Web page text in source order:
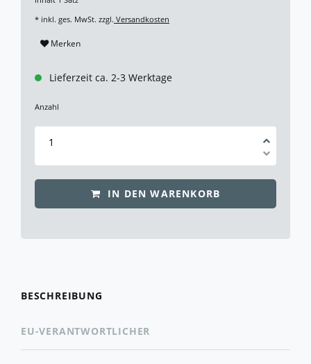
* inkl. ges. MwSt. zzgl. Versandkosten
Merken
Lieferzeit ca. 2-3 Werktage
Anzahl
IN DEN WARENKORB
BESCHREIBUNG
EU-VERANTWORTLICHER